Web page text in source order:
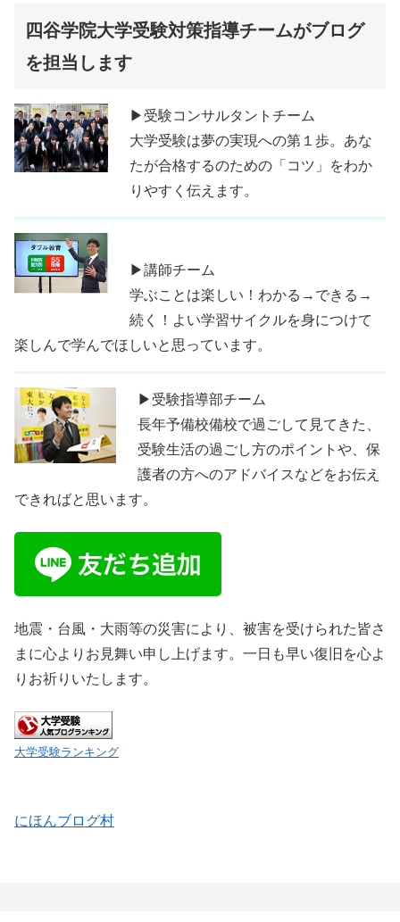
四谷学院大学受験対策指導チームがブログ
を担当します
▶受験コンサルタントチーム
大学受験は夢の実現への第１歩。あな
たが合格するのための「コツ」をわか
りやすく伝えます。
▶講師チーム
学ぶことは楽しい！わかる→できる→
続く！よい学習サイクルを身につけて
楽しんで学んでほしいと思っています。
▶受験指導部チーム
長年予備校備校で過ごして見てきた、
受験生活の過ごし方のポイントや、保
護者の方へのアドバイスなどをお伝え
できればと思います。
地震・台風・大雨等の災害により、被害を受けられた皆さ
まに心よりお見舞い申し上げます。一日も早い復旧を心よ
りお祈りいたします。
大学受験ランキング
にほんブログ村